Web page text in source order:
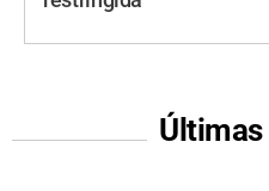
Últimas